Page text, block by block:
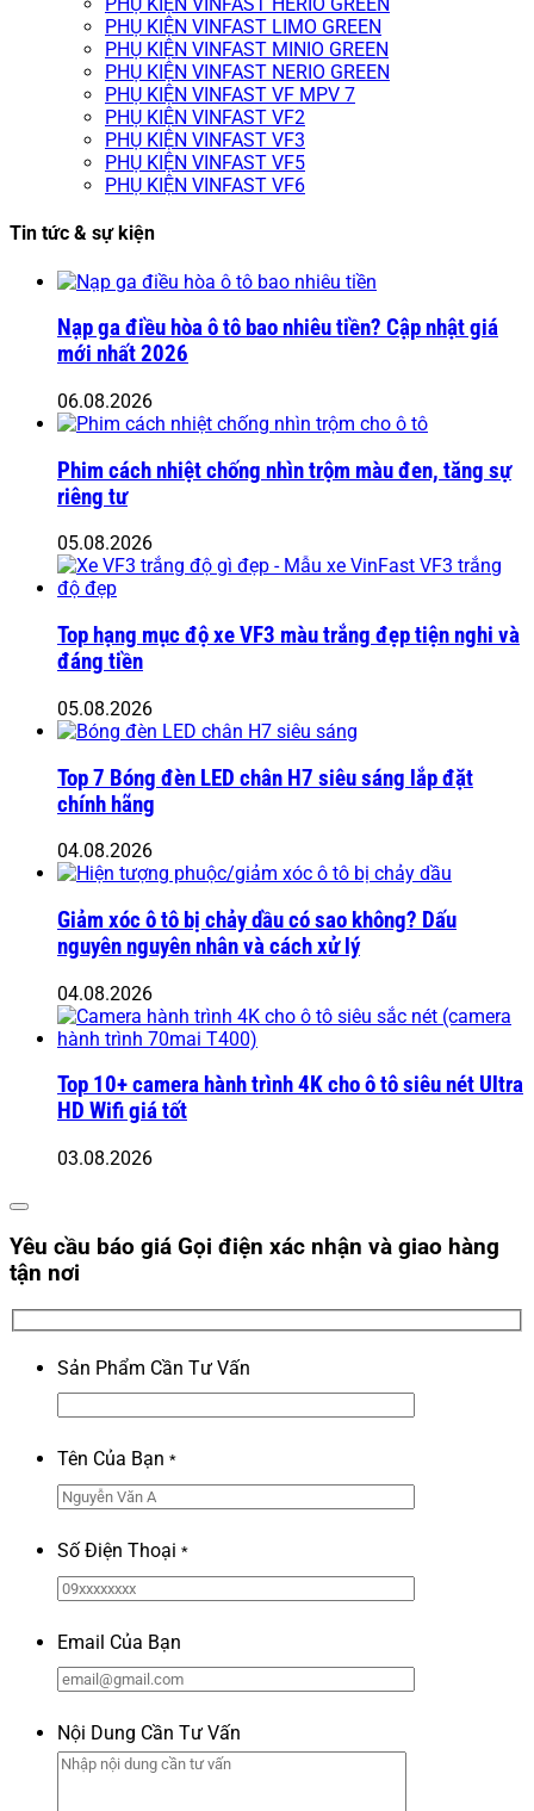
PHỤ KIỆN VINFAST LIMO GREEN
PHỤ KIỆN VINFAST MINIO GREEN
PHỤ KIỆN VINFAST NERIO GREEN
PHỤ KIỆN VINFAST VF MPV 7
PHỤ KIỆN VINFAST VF2
PHỤ KIỆN VINFAST VF3
PHỤ KIỆN VINFAST VF5
PHỤ KIỆN VINFAST VF6
Tin tức & sự kiện
Nạp ga điều hòa ô tô bao nhiêu tiền? Cập nhật giá
mới nhất 2026
06.08.2026
Phim cách nhiệt chống nhìn trộm màu đen, tăng sự
riêng tư
05.08.2026
Top hạng mục độ xe VF3 màu trắng đẹp tiện nghi và
đáng tiền
05.08.2026
Top 7 Bóng đèn LED chân H7 siêu sáng lắp đặt
chính hãng
04.08.2026
Giảm xóc ô tô bị chảy dầu có sao không? Dấu
nguyên nguyên nhân và cách xử lý
04.08.2026
Top 10+ camera hành trình 4K cho ô tô siêu nét Ultra
HD Wifi giá tốt
03.08.2026
Yêu cầu báo giá Gọi điện xác nhận và giao hàng
tận nơi
Sản Phẩm Cần Tư Vấn
Tên Của Bạn *
Số Điện Thoại *
Email Của Bạn
Nội Dung Cần Tư Vấn